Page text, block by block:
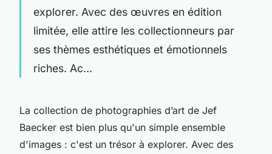
explorer. Avec des œuvres en édition
limitée, elle attire les collectionneurs par
ses thèmes esthétiques et émotionnels
riches. Ac...
La collection de photographies d’art de Jef
Baecker est bien plus qu'un simple ensemble
d'images : c'est un trésor à explorer. Avec des